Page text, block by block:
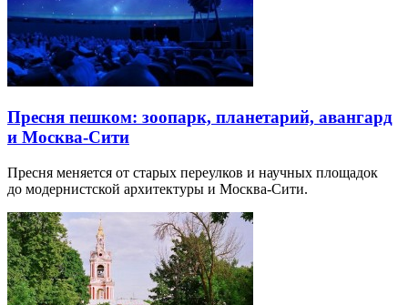
Пресня пешком: зоопарк, планетарий, авангард
и Москва-Сити
Пресня меняется от старых переулков и научных площадок
до модернистской архитектуры и Москва-Сити.